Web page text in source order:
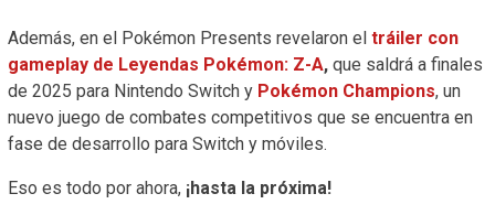
Además, en el Pokémon Presents revelaron el tráiler con
gameplay de Leyendas Pokémon: Z-A, que saldrá a finales
de 2025 para Nintendo Switch y Pokémon Champions, un
nuevo juego de combates competitivos que se encuentra en
fase de desarrollo para Switch y móviles.
Eso es todo por ahora, ¡hasta la próxima!